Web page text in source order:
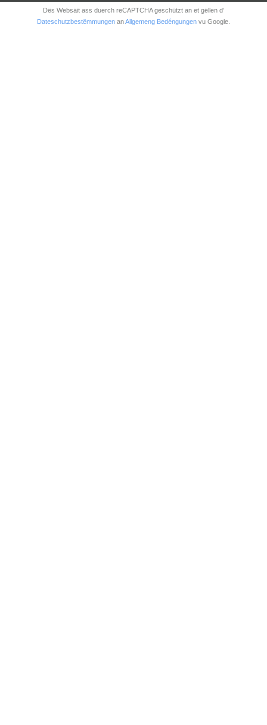
Dës Websäit ass duerch reCAPTCHA geschützt an et gëllen d’
Dateschutzbestëmmungen anAllgemeng Bedéngungen vu Google.